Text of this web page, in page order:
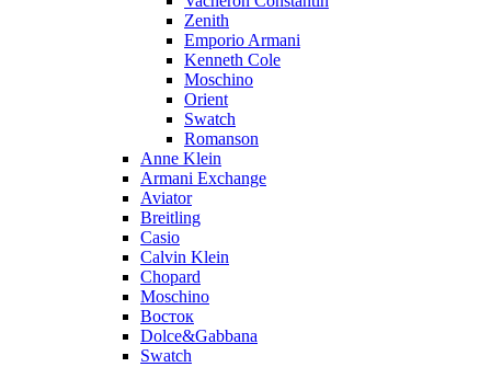
Zenith
Emporio Armani
Kenneth Cole
Moschino
Orient
Swatch
Romanson
Anne Klein
Armani Exchange
Aviator
Breitling
Casio
Calvin Klein
Chopard
Moschino
Восток
Dolce&Gabbana
Swatch